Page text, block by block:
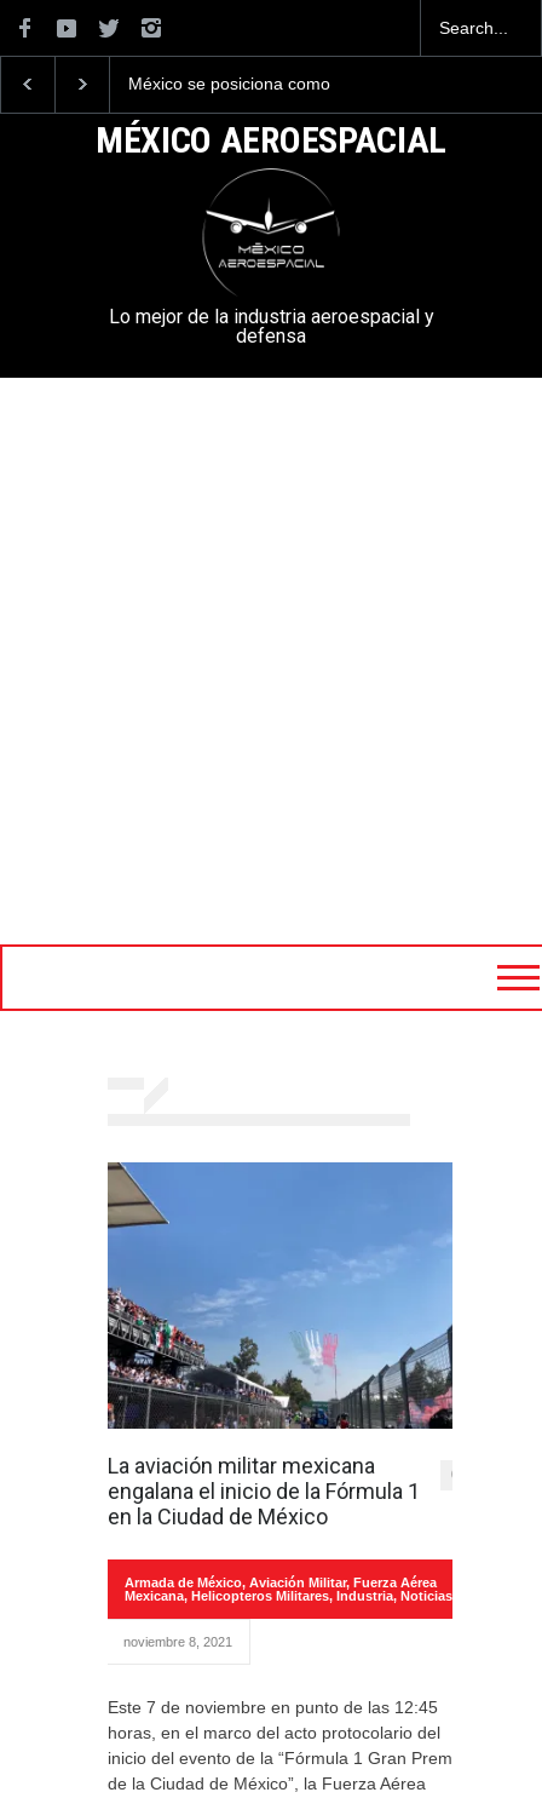
México se posiciona como
aeroespacial del mundo, al
superar los 13,600 millones
de dólares en exportaciones
la Armada de México
MÉXICO AEROESPACIAL
Lo mejor de la industria aeroespacial y
defensa
La aviación militar mexicana
engalana el inicio de la Fórmula 1
en la Ciudad de México
0
Armada de México, Aviación Militar, Fuerza Aérea
Mexicana, Helicopteros Militares, Industria, Noticias
noviembre 8, 2021
Este 7 de noviembre en punto de las 12:45
horas, en el marco del acto protocolario del
inicio del evento de la “Fórmula 1 Gran Premio
de la Ciudad de México”, la Fuerza Aérea